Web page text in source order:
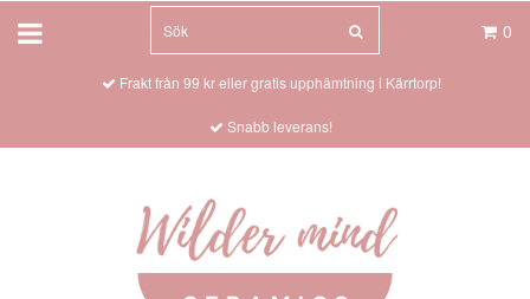
0
Frakt från 99 kr eller gratis upphämtning i Kärrtorp!
Snabb leverans!